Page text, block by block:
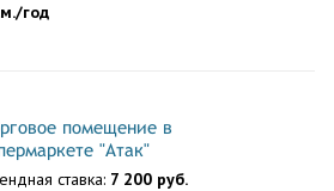
год
помещение в
"Атак"
ставка: 7 200 руб.